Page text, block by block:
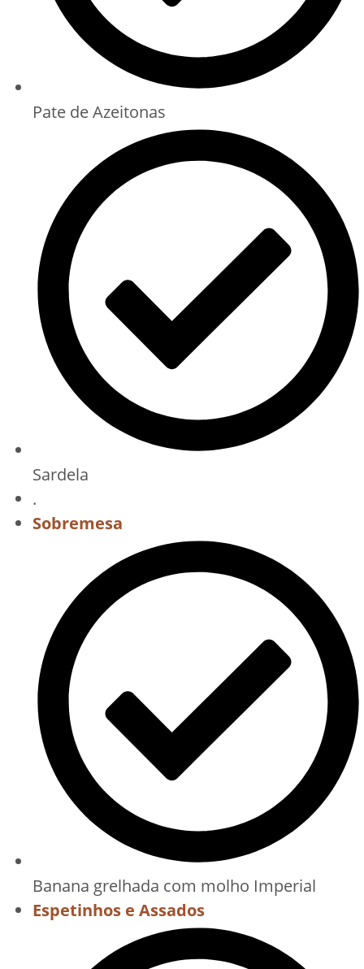
Pate de Azeitonas
Sardela
.
Sobremesa
Banana grelhada com molho Imperial
Espetinhos e Assados